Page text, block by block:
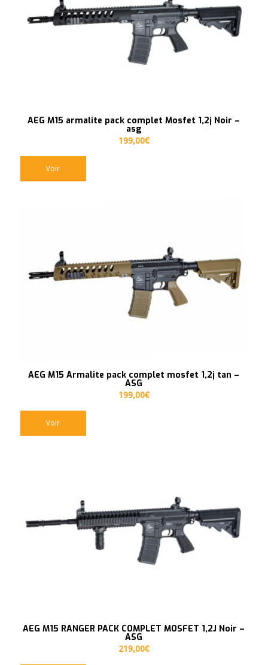
AEG M15 armalite pack complet Mosfet 1,2j Noir –
asg
199,00€
Voir
AEG M15 Armalite pack complet mosfet 1,2j tan –
ASG
199,00€
Voir
AEG M15 RANGER PACK COMPLET MOSFET 1,2J Noir –
ASG
219,00€